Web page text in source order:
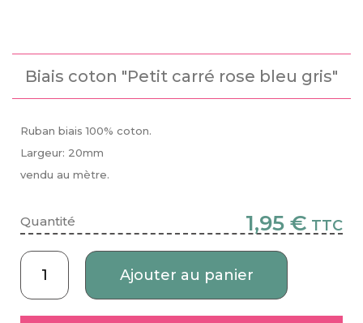
Biais coton "Petit carré rose bleu gris"
Ruban biais 100% coton.
Largeur: 20mm
vendu au mètre.
Quantité 1,95 € TTC
Ajouter au panier